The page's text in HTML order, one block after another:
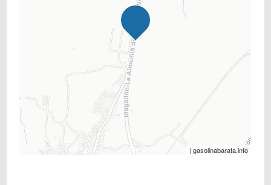
| gasolinabarata.info